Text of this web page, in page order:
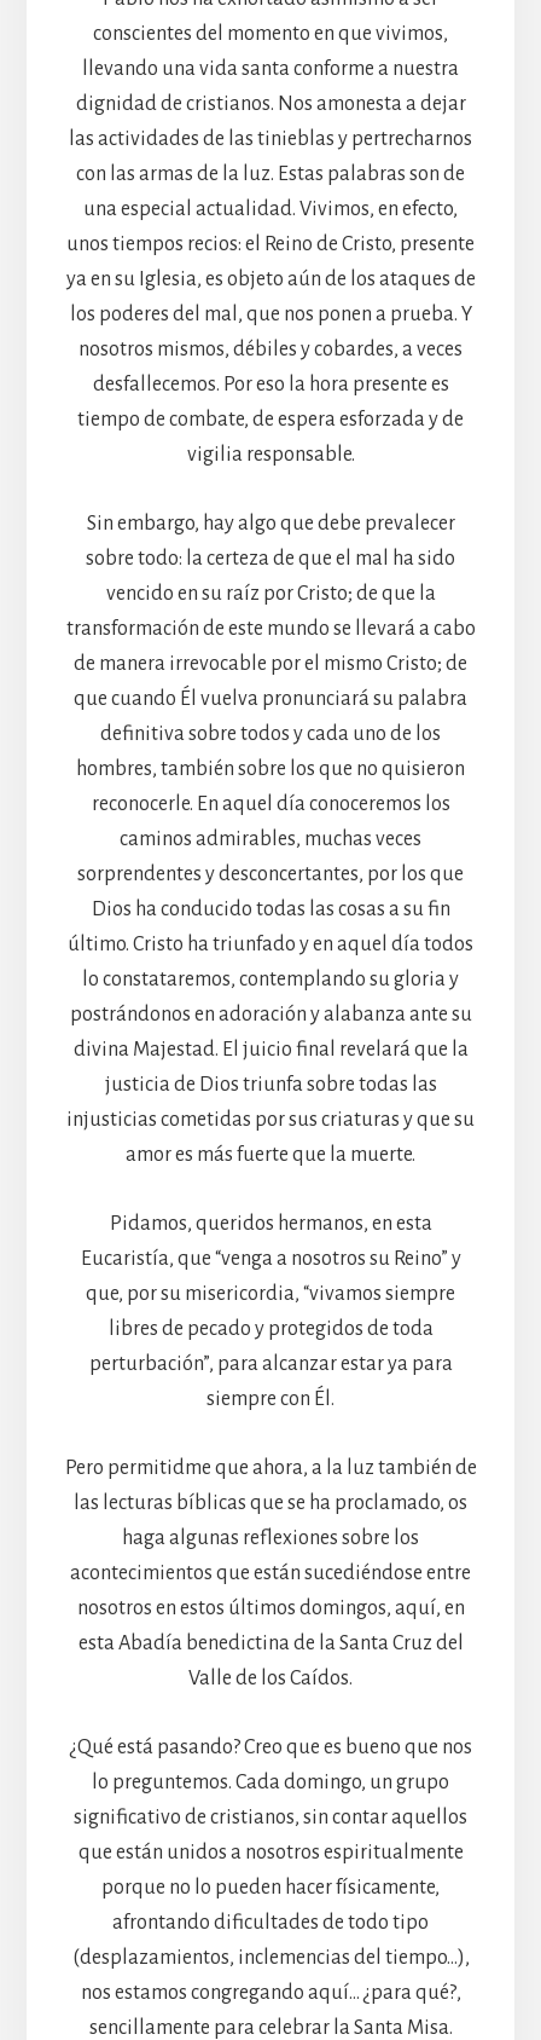
conscientes del momento en que vivimos,
llevando una vida santa conforme a nuestra
dignidad de cristianos. Nos amonesta a dejar
las actividades de las tinieblas y pertrecharnos
con las armas de la luz. Estas palabras son de
una especial actualidad. Vivimos, en efecto,
unos tiempos recios: el Reino de Cristo, presente
ya en su Iglesia, es objeto aún de los ataques de
los poderes del mal, que nos ponen a prueba. Y
nosotros mismos, débiles y cobardes, a veces
desfallecemos. Por eso la hora presente es
tiempo de combate, de espera esforzada y de
vigilia responsable.
Sin embargo, hay algo que debe prevalecer
sobre todo: la certeza de que el mal ha sido
vencido en su raíz por Cristo; de que la
transformación de este mundo se llevará a cabo
de manera irrevocable por el mismo Cristo; de
que cuando Él vuelva pronunciará su palabra
definitiva sobre todos y cada uno de los
hombres, también sobre los que no quisieron
reconocerle. En aquel día conoceremos los
caminos admirables, muchas veces
sorprendentes y desconcertantes, por los que
Dios ha conducido todas las cosas a su fin
último. Cristo ha triunfado y en aquel día todos
lo constataremos, contemplando su gloria y
postrándonos en adoración y alabanza ante su
divina Majestad. El juicio final revelará que la
justicia de Dios triunfa sobre todas las
injusticias cometidas por sus criaturas y que su
amor es más fuerte que la muerte.
Pidamos, queridos hermanos, en esta
Eucaristía, que “venga a nosotros su Reino” y
que, por su misericordia, “vivamos siempre
libres de pecado y protegidos de toda
perturbación”, para alcanzar estar ya para
siempre con Él.
Pero permitidme que ahora, a la luz también de
las lecturas bíblicas que se ha proclamado, os
haga algunas reflexiones sobre los
acontecimientos que están sucediéndose entre
nosotros en estos últimos domingos, aquí, en
esta Abadía benedictina de la Santa Cruz del
Valle de los Caídos.
¿Qué está pasando? Creo que es bueno que nos
lo preguntemos. Cada domingo, un grupo
significativo de cristianos, sin contar aquellos
que están unidos a nosotros espiritualmente
porque no lo pueden hacer físicamente,
afrontando dificultades de todo tipo
(desplazamientos, inclemencias del tiempo…),
nos estamos congregando aquí… ¿para qué?,
sencillamente para celebrar la Santa Misa.